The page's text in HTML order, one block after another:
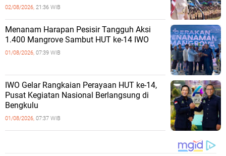
02/08/2026, 21:36 WIB
Menanam Harapan Pesisir Tangguh Aksi
1.400 Mangrove Sambut HUT ke-14 IWO
01/08/2026, 07:39 WIB
IWO Gelar Rangkaian Perayaan HUT ke-14,
Pusat Kegiatan Nasional Berlangsung di
Bengkulu
01/08/2026, 07:37 WIB